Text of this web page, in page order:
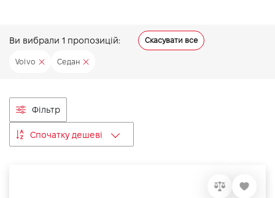
Ви вибрали 1 пропозицій: Скасувати все
Volvo Седан
Фільтр
Спочатку дешеві
Вакансії
VIDI Кар'єра
Контакти